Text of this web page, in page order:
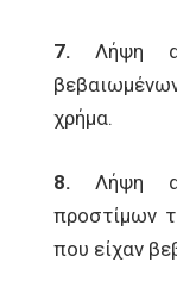
7.Λήψη
χρήμα.
8.Λήψη
προστίμων
που είχαν